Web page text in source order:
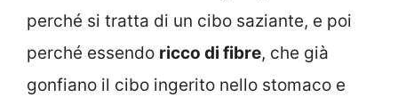
perché si tratta di un cibo saziante, e poi
perché essendo ricco di fibre, che già
gonfiano il cibo ingerito nello stomaco e